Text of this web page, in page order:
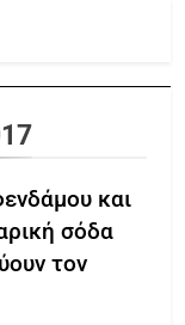
και
σόδα
τον